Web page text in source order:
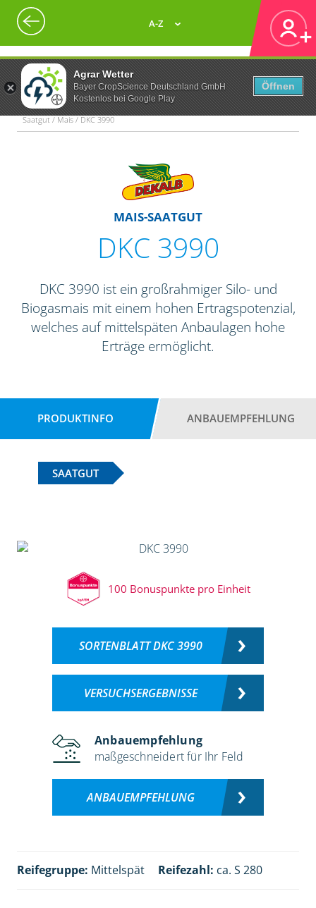
Agrar Wetter
Bayer CropScience Deutschland GmbH
Kostenlos bei Google Play
Öffnen
A-Z
Saatgut / Mais / DKC 3990
MAIS-SAATGUT
DKC 3990
DKC 3990 ist ein großrahmiger Silo- und
Biogasmais mit einem hohen Ertragspotenzial,
welches auf mittelspäten Anbaulagen hohe
Erträge ermöglicht.
PRODUKTINFO ANBAUEMPFEHLUNG
SAATGUT
100 Bonuspunkte pro Einheit
SORTENBLATT DKC 3990
VERSUCHSERGEBNISSE
Anbauempfehlung
maßgeschneidert für Ihr Feld
ANBAUEMPFEHLUNG
Reifegruppe: Mittelspät Reifezahl: ca. S 280